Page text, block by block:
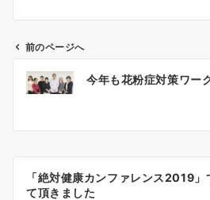
前のページへ
今年も花粉症対策ワー
「絶対健康カンファレンス2019」
て頂きました